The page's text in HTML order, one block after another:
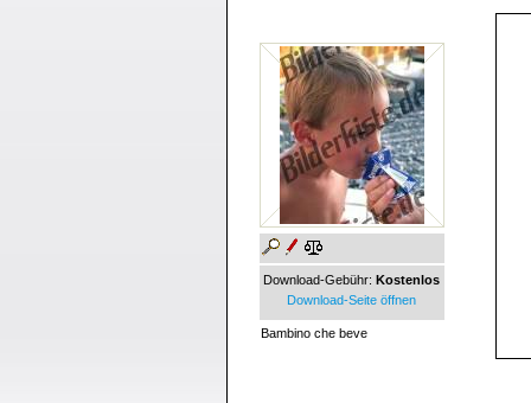
Download-Gebühr: Kostenlos
Download-Seite öffnen
Bambino che beve